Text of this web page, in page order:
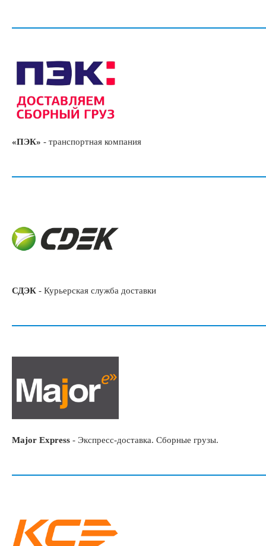
«ПЭК» - транспортная компания
СДЭК - Курьерская служба доставки
Major Express - Экспресс-доставка. Сборные грузы.